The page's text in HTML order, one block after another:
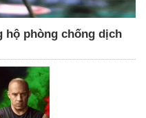
hộ phòng chống dịch